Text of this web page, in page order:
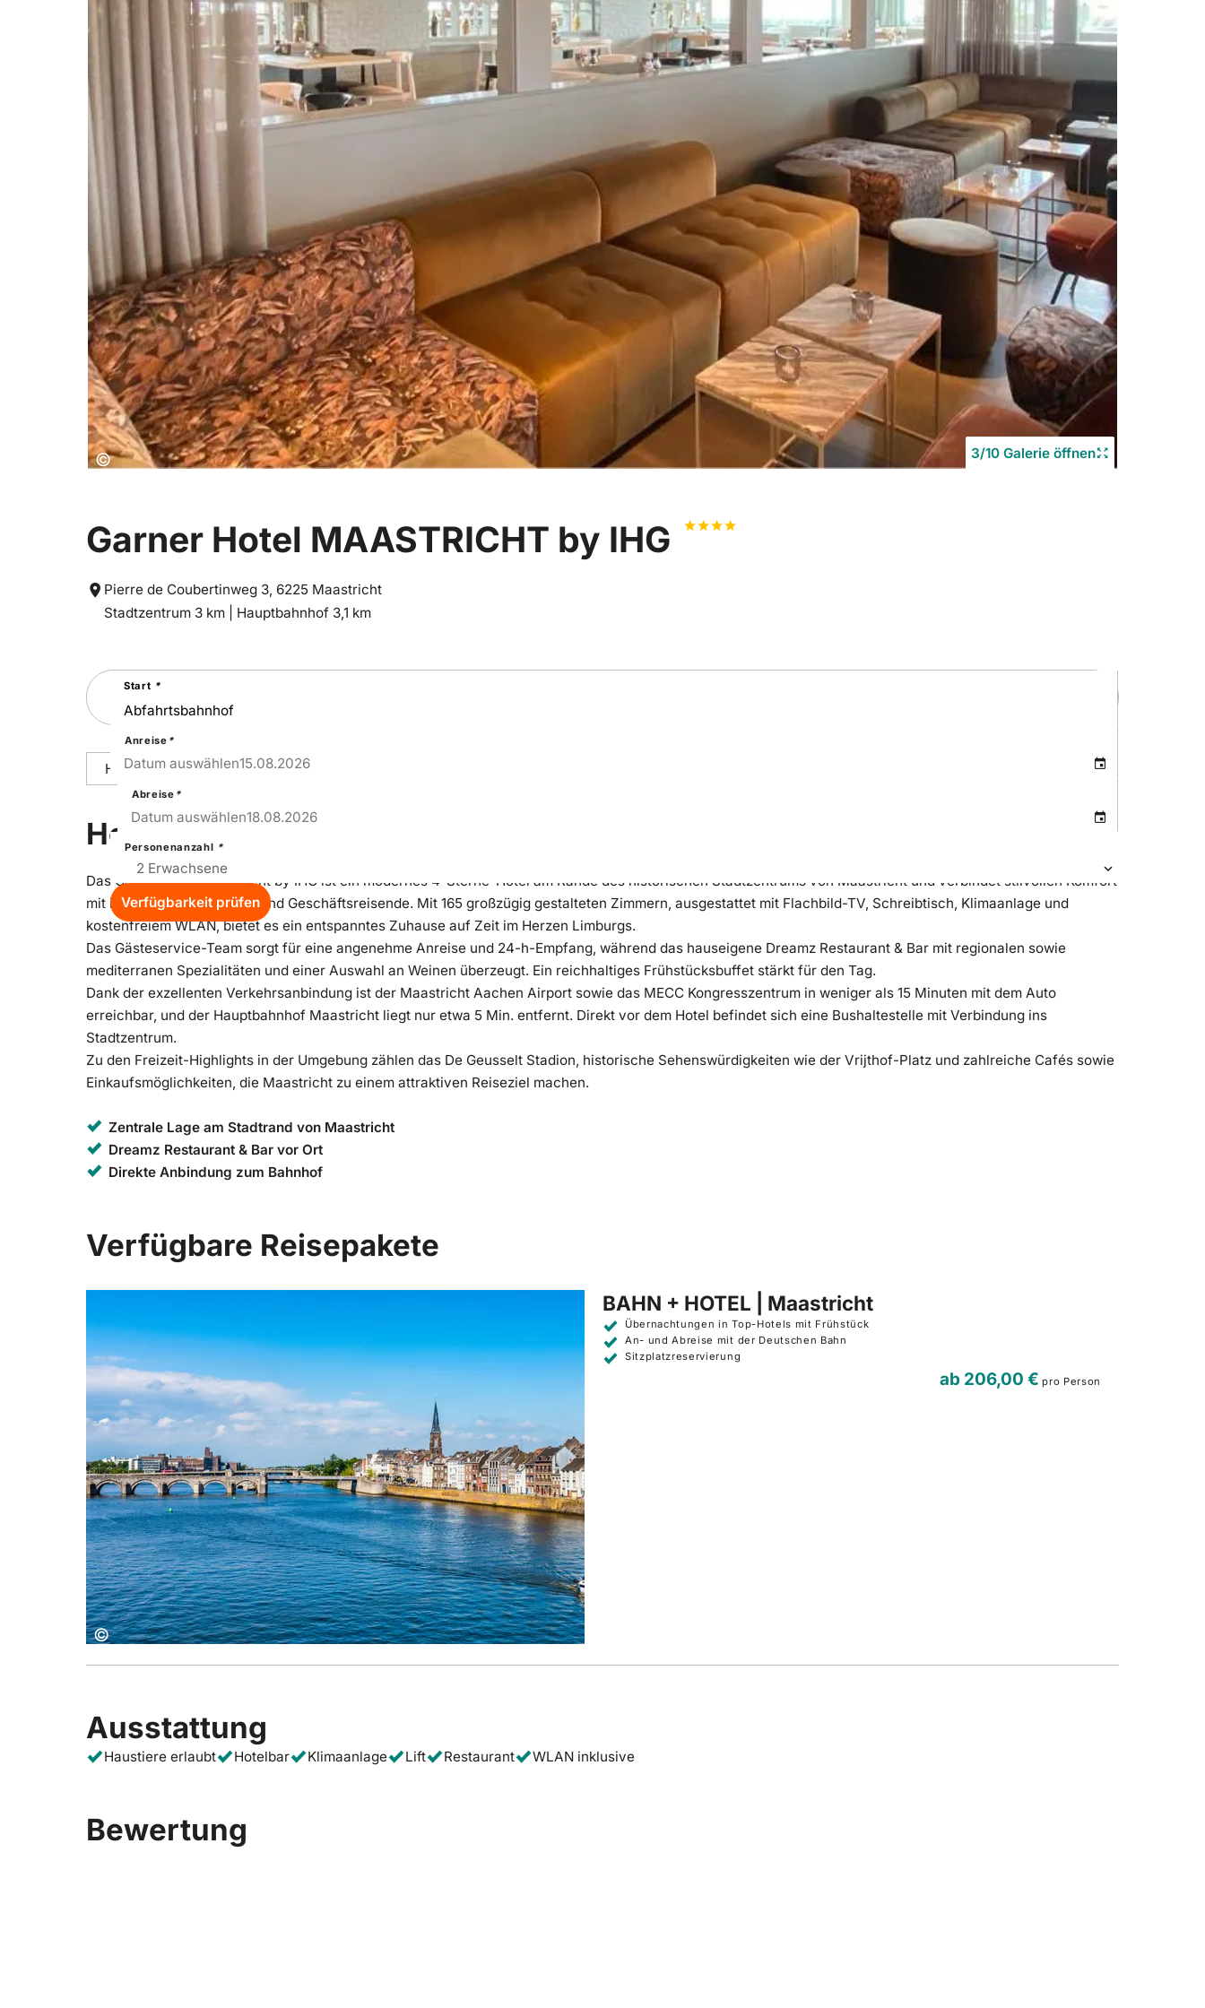
Copyright:
© 3/10 Galerie öffnen
Garner Hotel MAASTRICHT by IHG
Pierre de Coubertinweg 3, 6225 Maastricht
Entfernung
Stadtzentrum 3 km | Entfernung
Hauptbahnhof 3,1 km
Sie
nach
einer
Städtereise
Start *
Anreise *
15
Sat
Datum auswählen15.08.2026
Abreise *
18
Tue
Datum auswählen18.08.2026
Personenanzahl *
Verfügbarkeit prüfen
Hoteldetails Reisepakete
Hoteldetails
Das Garner Hotel Maastricht by IHG ist ein modernes 4-Sterne-Hotel am Rande des historischen Stadtzentrums von Maastricht und verbindet stilvollen Komfort
mit idealer Lage für Stadt- und Geschäftsreisende. Mit 165 großzügig gestalteten Zimmern, ausgestattet mit Flachbild-TV, Schreibtisch, Klimaanlage und
kostenfreiem WLAN, bietet es ein entspanntes Zuhause auf Zeit im Herzen Limburgs.
Das Gästeservice-Team sorgt für eine angenehme Anreise und 24-h-Empfang, während das hauseigene Dreamz Restaurant & Bar mit regionalen sowie
mediterranen Spezialitäten und einer Auswahl an Weinen überzeugt. Ein reichhaltiges Frühstücksbuffet stärkt für den Tag.
Dank der exzellenten Verkehrsanbindung ist der Maastricht Aachen Airport sowie das MECC Kongresszentrum in weniger als 15 Minuten mit dem Auto
erreichbar, und der Hauptbahnhof Maastricht liegt nur etwa 5 Min. entfernt. Direkt vor dem Hotel befindet sich eine Bushaltestelle mit Verbindung ins
Stadtzentrum.
Zu den Freizeit-Highlights in der Umgebung zählen das De Geusselt Stadion, historische Sehenswürdigkeiten wie der Vrijthof-Platz und zahlreiche Cafés sowie
Einkaufsmöglichkeiten, die Maastricht zu einem attraktiven Reiseziel machen.
Zentrale Lage am Stadtrand von Maastricht
Dreamz Restaurant & Bar vor Ort
Direkte Anbindung zum Bahnhof
Verfügbare Reisepakete
Copyright:
©
BAHN + HOTEL | Maastricht
Übernachtungen in Top-Hotels mit Frühstück
An- und Abreise mit der Deutschen Bahn
Sitzplatzreservierung
ab 206,00 € pro Person
Ausstattung
Haustiere erlaubt Hotelbar Klimaanlage Lift Restaurant WLAN inklusive
Bewertung